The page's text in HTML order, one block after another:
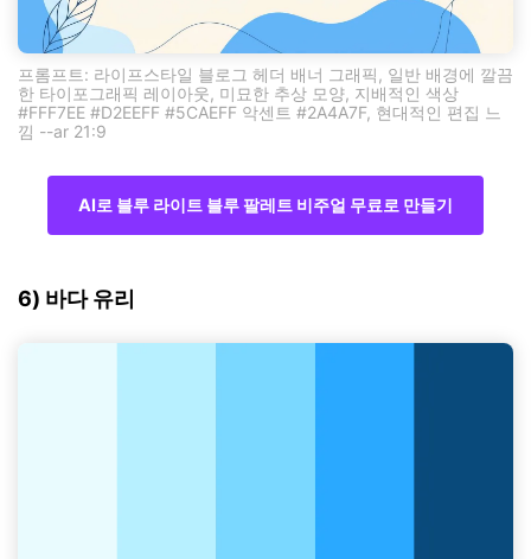
프롬프트: 라이프스타일 블로그 헤더 배너 그래픽, 일반 배경에 깔끔
한 타이포그래픽 레이아웃, 미묘한 추상 모양, 지배적인 색상
#FFF7EE #D2EEFF #5CAEFF 악센트 #2A4A7F, 현대적인 편집 느
낌 --ar 21:9
AI로 블루 라이트 블루 팔레트 비주얼 무료로 만들기
6) 바다 유리